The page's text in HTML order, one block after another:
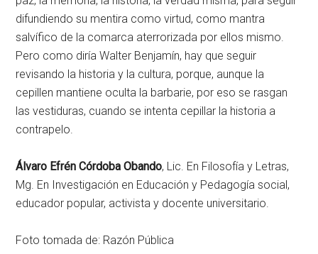
difundiendo su mentira como virtud, como mantra
salvífico de la comarca aterrorizada por ellos mismo.
Pero como diría Walter Benjamín, hay que seguir
revisando la historia y la cultura, porque, aunque la
cepillen mantiene oculta la barbarie, por eso se rasgan
las vestiduras, cuando se intenta cepillar la historia a
contrapelo.
Álvaro Efrén Córdoba Obando, Lic. En Filosofía y Letras,
Mg. En Investigación en Educación y Pedagogía social,
educador popular, activista y docente universitario.
Foto tomada de: Razón Pública